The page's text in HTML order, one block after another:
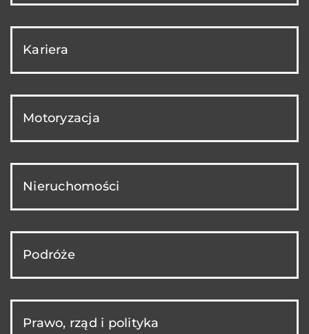
Kariera
Motoryzacja
Nieruchomości
Podróże
Prawo, rząd i polityka